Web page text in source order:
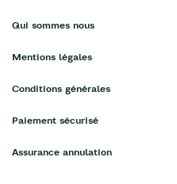
Qui sommes nous
Mentions légales
Conditions générales
Paiement sécurisé
Assurance annulation